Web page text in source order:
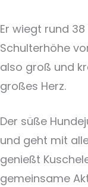
Er wiegt rund
Schulterhöhe
also groß und
großes Herz.
Der süße
und geht mit
genießt
gemeinsame